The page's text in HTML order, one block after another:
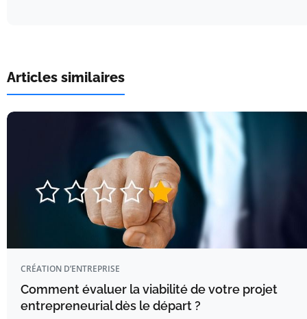
Articles similaires
CRÉATION D’ENTREPRISE
Comment évaluer la viabilité de votre projet
entrepreneurial dès le départ ?